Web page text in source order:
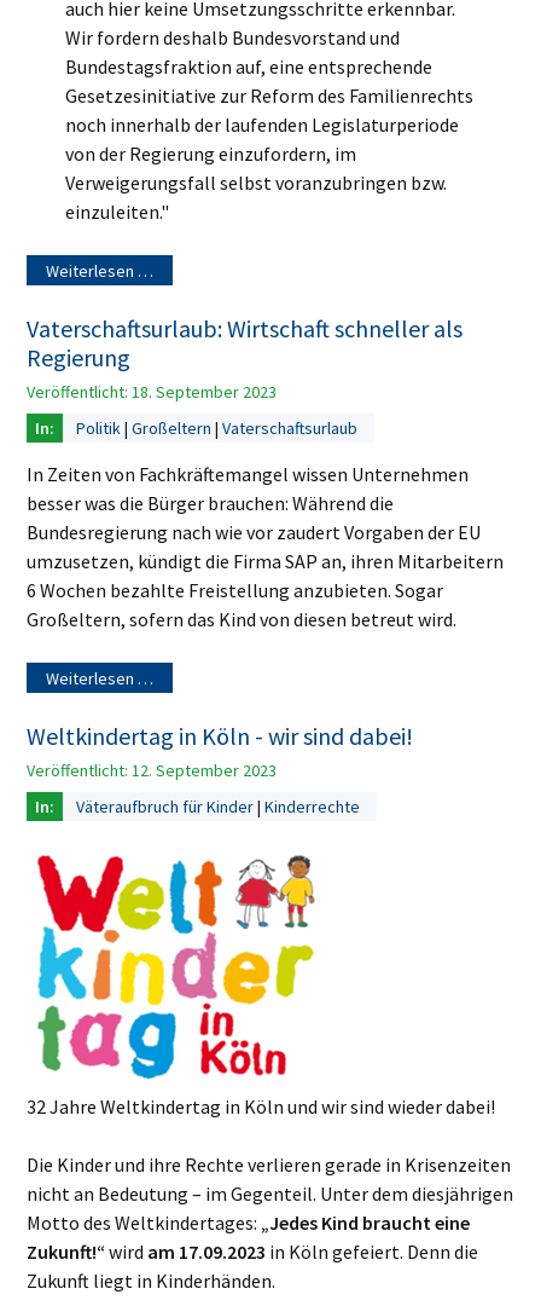
auch hier keine Umsetzungsschritte erkennbar.
Wir fordern deshalb Bundesvorstand und
Bundestagsfraktion auf, eine entsprechende
Gesetzesinitiative zur Reform des Familienrechts
noch innerhalb der laufenden Legislaturperiode
von der Regierung einzufordern, im
Verweigerungsfall selbstvoranzubringen bzw.
einzuleiten."
Weiterlesen …
Vaterschaftsurlaub: Wirtschaft schneller als
Regierung
Veröffentlicht: 18. September 2023
Politik Großeltern Vaterschaftsurlaub
In Zeiten von Fachkräftemangel wissen Unternehmen
besser was die Bürger brauchen: Während die
Bundesregierung nach wie vor zaudert Vorgaben der EU
umzusetzen, kündigt die Firma SAP an, ihren Mitarbeitern
6 Wochen bezahlte Freistellung anzubieten. Sogar
Großeltern, sofern das Kind von diesen betreut wird.
Weiterlesen …
Weltkindertag in Köln - wir sind dabei!
Veröffentlicht: 12. September 2023
Väteraufbruch für Kinder Kinderrechte
32 Jahre Weltkindertag in Köln und wir sind wieder dabei!
Die Kinder und ihre Rechte verlieren gerade in Krisenzeiten
nicht an Bedeutung – im Gegenteil. Unter dem diesjährigen
Motto des Weltkindertages: „Jedes Kind braucht eine
Zukunft!“wird am 17.09.2023 in Köln gefeiert. Denn die
Zukunft liegt in Kinderhänden.